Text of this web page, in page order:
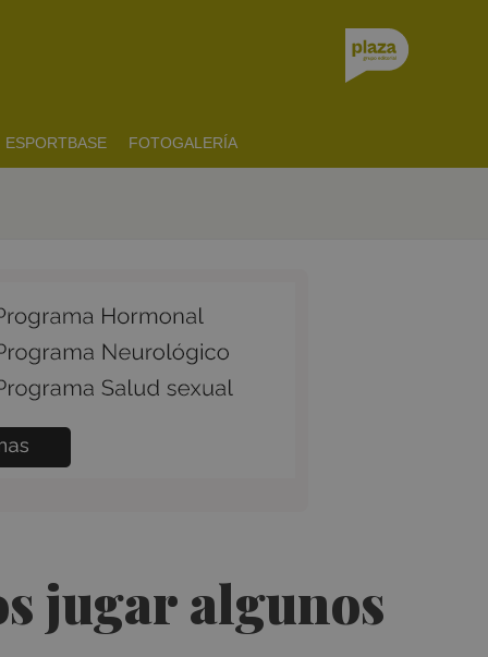
ESPORTBASE FOTOGALERÍA
jugar algunos